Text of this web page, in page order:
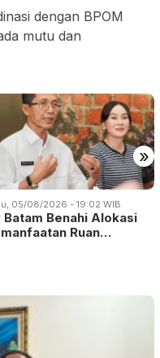
dengan BPOM
mutu dan
»
05/08/2026 - 19:02 WIB
Batam Benahi Alokasi
Ruan…